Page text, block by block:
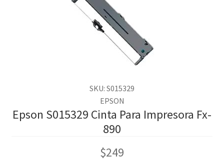
SKU: S015329
EPSON
Epson S015329 Cinta Para Impresora Fx-
890
$249